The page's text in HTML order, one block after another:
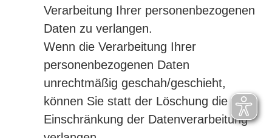
Verarbeitung Ihrer personenbezogenen
Daten zu verlangen.
Wenn die Verarbeitung Ihrer
personenbezogenen Daten
unrechtmäßig geschah/geschieht,
können Sie statt der Löschung die
Einschränkung der Datenverarbeitung